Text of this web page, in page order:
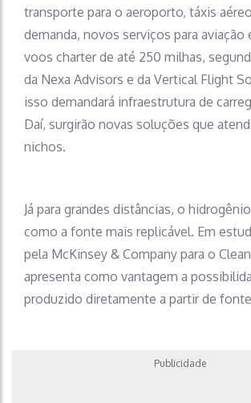
transporte para o aeroporto, táxis
demanda, novos serviços para aviação
voos charter de até 250 milhas,
da Nexa Advisors e da Vertical Flight
isso demandará infraestrutura de
Daí, surgirão novas soluções que
nichos.
Já para grandes distâncias, o
como a fonte mais replicável. Em
pela McKinsey & Company para o
apresenta como vantagem a
produzido diretamente a partir de
Publicidade